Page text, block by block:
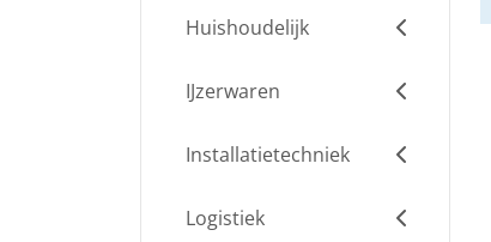
Huishoudelijk
IJzerwaren
Installatietechniek
Logistiek